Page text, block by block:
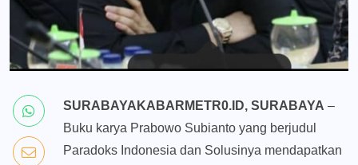
SURABAYAKABARMETR0.ID, SURABAYA –
Buku karya Prabowo Subianto yang berjudul
Paradoks Indonesia dan Solusinya mendapatkan